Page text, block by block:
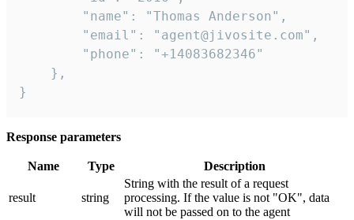
        "name": "Thomas Anderson",
        "email": "agent@jivosite.com",
        "phone": "+14083682346"
    },
}
Response parameters
Name Type Description
result string
String with the result of a request
processing. If the value is not "OK", data
will not be passed on to the agent